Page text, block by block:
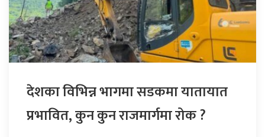
देशका विभिन्न भागमा सडकमा यातायात
प्रभावित, कुन कुन राजमार्गमा रोक ?